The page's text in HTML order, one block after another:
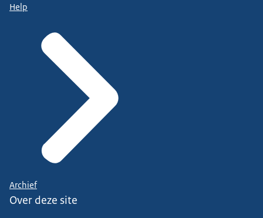
Help
Archief
Over deze site